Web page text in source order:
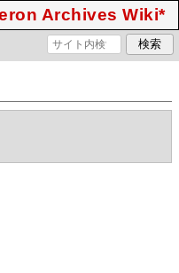
Archives Wiki*